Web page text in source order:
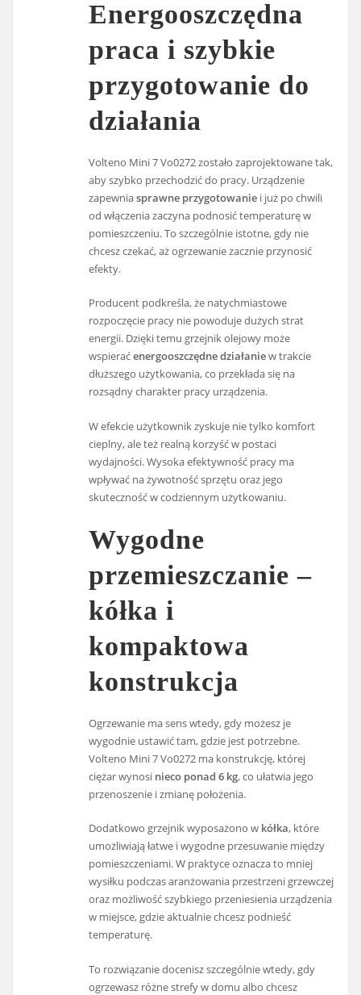
Energooszczędna
praca i szybkie
przygotowanie do
działania
Volteno Mini 7 Vo0272 zostało zaprojektowane tak,
aby szybko przechodzić do pracy. Urządzenie
zapewniasprawne przygotowanie i już po chwili
od włączenia zaczyna podnosić temperaturę w
pomieszczeniu. To szczególnie istotne, gdy nie
chcesz czekać, aż ogrzewanie zacznie przynosić
efekty.
Producent podkreśla, że natychmiastowe
rozpoczęcie pracy nie powoduje dużych strat
energii. Dzięki temu grzejnik olejowy może
wspieraćenergooszczędne działaniew trakcie
dłuższego użytkowania, co przekłada się na
rozsądny charakter pracy urządzenia.
W efekcie użytkownik zyskuje nie tylko komfort
cieplny, ale też realną korzyść w postaci
wydajności. Wysoka efektywność pracy ma
wpływać na żywotność sprzętu oraz jego
skuteczność w codziennym użytkowaniu.
Wygodne
przemieszczanie –
kółka i
kompaktowa
konstrukcja
Ogrzewanie ma sens wtedy, gdy możesz je
wygodnie ustawić tam, gdzie jest potrzebne.
Volteno Mini 7 Vo0272 ma konstrukcję, której
ciężar wynosi nieco ponad 6 kg, co ułatwia jego
przenoszenie i zmianę położenia.
Dodatkowo grzejnik wyposażono w kółka, które
umożliwiają łatwe i wygodne przesuwanie między
pomieszczeniami. W praktyce oznacza to mniej
wysiłku podczas aranżowania przestrzeni grzewczej
oraz możliwość szybkiego przeniesienia urządzenia
w miejsce, gdzie aktualnie chcesz podnieść
temperaturę.
To rozwiązanie docenisz szczególnie wtedy, gdy
ogrzewasz różne strefy w domu albo chcesz